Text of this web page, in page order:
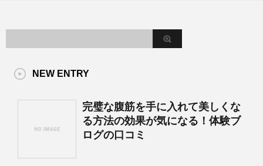
NEW ENTRY
完璧な腹筋を手に入れて美しくな
る方法の効果が気になる！体験ブ
ログの口コミ